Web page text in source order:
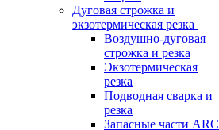
Дуговая строжка и
экзотермическая резка
Воздушно-дуговая
строжка и резка
Экзотермическая
резка
Подводная сварка и
резка
Запасные части ARC